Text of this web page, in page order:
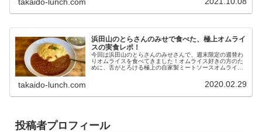
浜田山のとらさんのみせで食べた、極上オムライ
スの実食レポ！
今回は浜田山のとらさんのみせさんで、週末限定の週替わ
りオムライスを食べてきました！オムライス好きの方のた
めに、舌がとろける極上の自家製ミートソースオムライス
takaido-lunch.com 2020.02.29
投稿者プロフィール